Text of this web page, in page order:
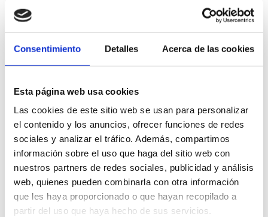
Consentimiento Detalles Acerca de las cookies
Esta página web usa cookies
Las cookies de este sitio web se usan para personalizar
el contenido y los anuncios, ofrecer funciones de redes
sociales y analizar el tráfico. Además, compartimos
información sobre el uso que haga del sitio web con
nuestros partners de redes sociales, publicidad y análisis
web, quienes pueden combinarla con otra información
que les haya proporcionado o que hayan recopilado a
partir del uso que haya hecho de sus servicios.
Magnum Chocolate Blanco 20Ux120ML
51810
Cajas
Registrar-me